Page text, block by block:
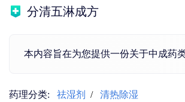
分清五淋成方
本内容旨在为您提供一份关于中成药
药理分类: 祛湿剂 /
清热除湿